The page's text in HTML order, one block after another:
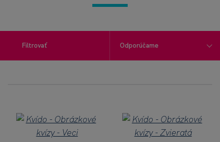
Filtrovať